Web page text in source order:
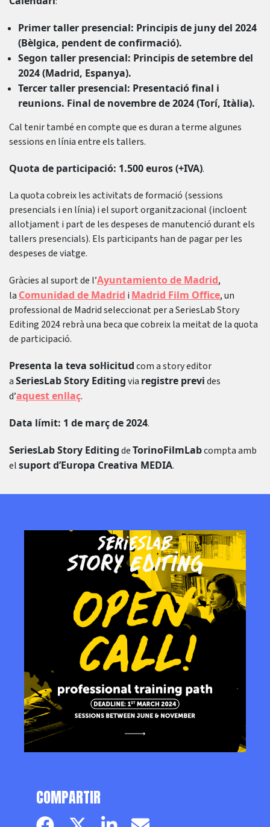
Primer taller presencial: Principis de juny del 2024
(Bèlgica, pendent de confirmació).
Segon taller presencial: Principis de setembre del
2024 (Madrid, Espanya).
Tercer taller presencial: Presentació final i
reunions. Final de novembre de 2024 (Torí, Itàlia).
Cal tenir també en compte que es duran a terme algunes
sessions en línia entre els tallers.
Quota de participació: 1.500 euros (+IVA).
La quota cobreix les activitats de formació (sessions
presencials i en línia) i el suport organitzacional (incloent
allotjament i part de les despeses de manutenció durant els
tallers presencials). Els participants han de pagar per les
despeses de viatge.
Gràcies al suport de l’Ayuntamiento de Madrid,
la Comunidad de Madrid i Madrid Film Office, un
professional de Madrid seleccionat per a SeriesLab Story
Editing 2024 rebrà una beca que cobreix la meitat de la quota
de participació.
Presenta la teva sol·licitudcom a story editor
aSeriesLab Story Editingvia registre prevides
d’aquest enllaç.
Data límit: 1 de març de 2024.
SeriesLab Story EditingdeTorinoFilmLabcompta amb
elsuport d’Europa Creativa MEDIA.
COMPARTIR
Facebook pageTwitter page
LinkedinEmail